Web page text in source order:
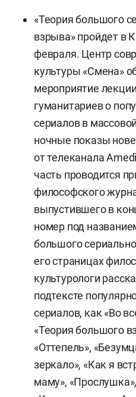
«Теория большого
взрыва» пройдет в
февраля. Центр
культуры «Смена»
мероприятие
гуманитариев о
сериалов в
ночные показы
от телеканала
часть проводится
философского
выпустившего в
номер под
большого
его страницах
культурологи
подтексте
сериалов, как «Во
«Теория большого
«Оттепель»,
зеркало», «Как я
маму»,